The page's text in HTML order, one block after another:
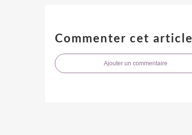
Commenter cet article
Ajouter un commentaire